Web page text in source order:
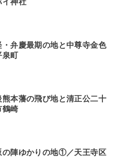
弁慶最期の地と中尊寺金色
泉町
本藩の飛び地と清正公二十
鶴崎
の陣ゆかりの地①／天王寺区